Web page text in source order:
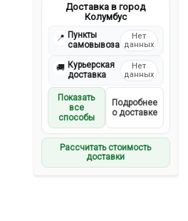
Доставка в город
Колумбус
📍 Пункты
самовывоза
Нет
данных
🚚 Курьерская
доставка
Нет
данных
Показать
все
способы
Подробнее
о доставке
Рассчитать стоимость
доставки